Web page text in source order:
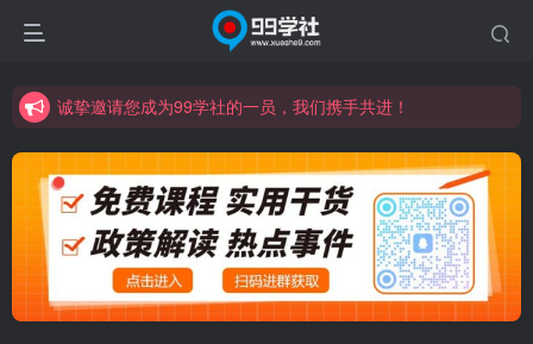
诚挚邀请您成为99学社的一员，我们携手共进！
诚挚邀请您成为99学社的一员，我们携手共进！
学习路上不孤独，99学社与你同行！分享全网优质VIP资源，炒股教程、创业教程、网络营销教程、自媒体短视频教程等，长期更新各大精品创业项目！